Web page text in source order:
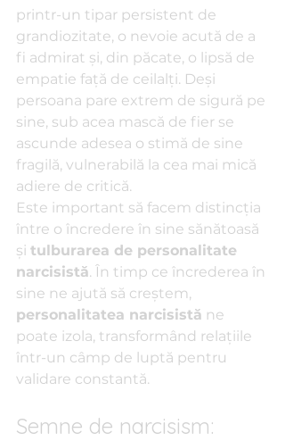
printr-un tipar persistent de
grandiozitate, o nevoie acută de a
fi admirat și, din păcate, o lipsă de
empatie față de ceilalți. Deși
persoana pare extrem de sigură pe
sine, sub acea mască de fier se
ascunde adesea o stimă de sine
fragilă, vulnerabilă la cea mai mică
adiere de critică.
Este important să facem distincția
între o încredere în sine sănătoasă
și tulburarea de personalitate
narcisistă. În timp ce încrederea în
sine ne ajută să creștem,
personalitatea narcisistă ne
poate izola, transformând relațiile
într-un câmp de luptă pentru
validare constantă.
Semne de narcisism: